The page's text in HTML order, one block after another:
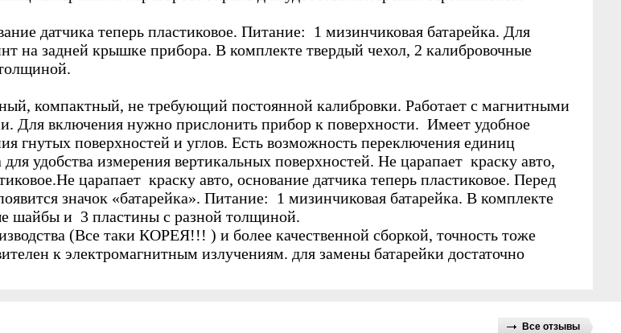
датчика теперь пластиковое. Питание: 1 мизинчиковая батарейка. Для
на задней крышке прибора. В комплекте твердый чехол, 2 калибровочные
компактный, не требующий постоянной калибровки. Работает с магнитными
Для включения нужно прислонить прибор к поверхности. Имеет удобное
гнутых поверхностей и углов. Есть возможность переключения единиц
удобства измерения вертикальных поверхностей. Не царапает краску авто,
царапает краску авто, основание датчика теперь пластиковое. Перед
значок «батарейка». Питание: 1 мизинчиковая батарейка. В комплекте
шайбы и 3 пластины с разной толщиной.
(Все таки КОРЕЯ!!! ) и более качественной сборкой, точность тоже
к электромагнитным излучениям. для замены батарейки достаточно
Все отзывы